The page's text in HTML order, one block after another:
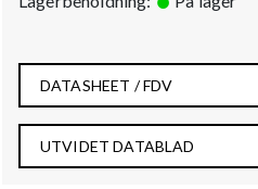
DATASHEET / FDV
UTVIDET DATABLAD